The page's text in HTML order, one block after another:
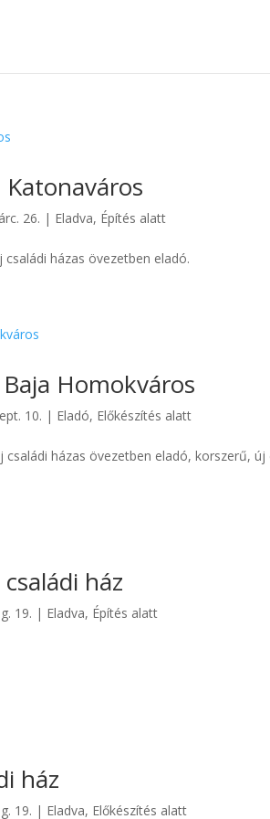
Katonaváros
26. | Eladva, Építés alatt
házas övezetben eladó.
Homokváros
10. | Eladó, Előkészítés alatt
házas övezetben eladó, korszerű,
ház
19. | Eladva, Építés alatt
ház
19. | Eladva, Előkészítés alatt